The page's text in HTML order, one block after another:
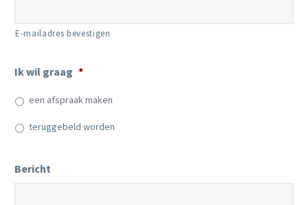
E-mailadres bevestigen
Ik wil graag *
een afspraak maken
teruggebeld worden
Bericht